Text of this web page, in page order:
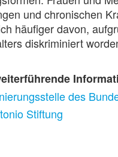
und chronischen
häufiger davon,
diskriminiert
des
Stiftung